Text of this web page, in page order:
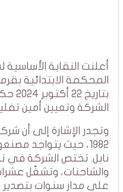
المحكمة الابتدائية
الشركة وتعيين أمين
1982، حيث يتواجد
نابل. تختص الشركة في
والشاحنات، وتشغّل
على مدار سنوات بتصدير